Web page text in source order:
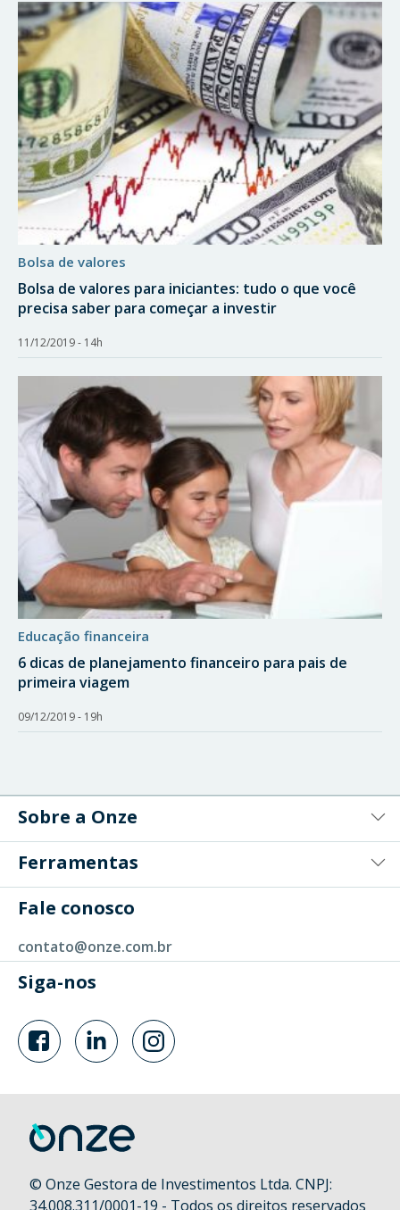
bolsa de valores
Bolsa de valores para iniciantes: tudo o que você
precisa saber para começar a investir
11/12/2019 - 14h
educação financeira
6 dicas de planejamento financeiro para pais de
primeira viagem
09/12/2019 - 19h
Sobre a Onze
Ferramentas
Fale conosco
contato@onze.com.br
Siga-nos
© Onze Gestora de Investimentos Ltda. CNPJ:
34.008.311/0001-19 - Todos os direitos reservados